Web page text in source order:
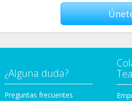
¿Alguna duda?
Preguntas frecuentes